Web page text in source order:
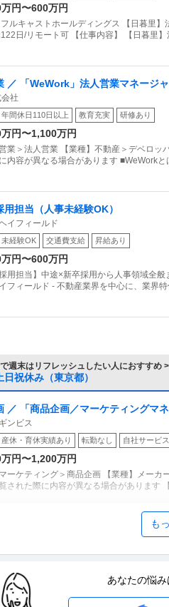
円〜600万円
ルキャストホールディングス 【日暮里
日/リモート可 【仕事内容】 【日暮里
／ 「WeWork」法人営業マネージ
社
年間休日110日以上 教育充実 研修あり
円〜1,100万円
営業＞法人営業 【業種】不動産＞デベロ
内容が異なる場合があります ■WeWork
用担当（人事未経験OK）
イフィールド
未経験OK 交通費支給 昇給あり
円〜600万円
採用担当】中途×新卒採用から人事領域全
フィールド - 不動産業界を中心に、業界
週末はリフレッシュしたい人におすすめ >
祝休み（東京都）
／ 「商品企画／マーケティングマ
ー ギンビス「「しみチョココーン
み／転勤なし／勤務地日本橋」（株
ンビス
産休・育休実績あり 転勤なし 自社サービス
円〜1,200万円
マーケティング＞商品企画 【業種】メー
された際に内容が異なる場合があります
万円も可能×土日祝休み／外国人人
円〜62.5万円
万円も可能×土日祝休み】外国人人材紹
も
あなたの悩み